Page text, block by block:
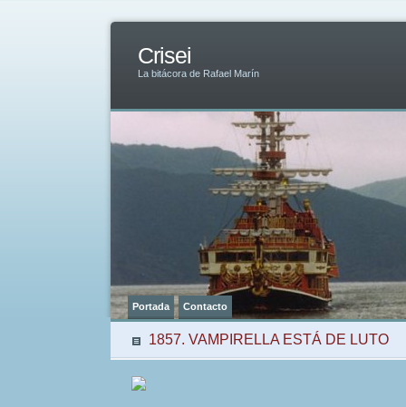
Crisei
La bitácora de Rafael Marín
Portada Contacto
1857. VAMPIRELLA ESTÁ DE LUTO